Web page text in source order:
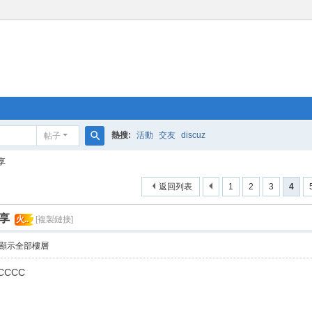
帖子 熱搜: 活動 交友 discuz
1 2 3 4
返回列表
火.. [複製鏈接]
示全部樓層